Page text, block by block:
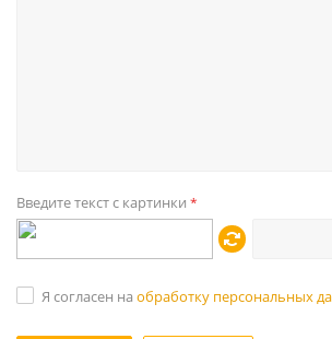
Введите текст с картинки *
Я согласен на обработку персональных